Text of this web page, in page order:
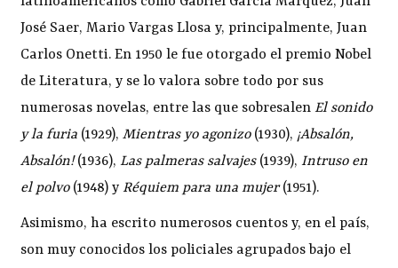
José Saer, Mario Vargas Llosa y, principalmente, Juan
Carlos Onetti. En 1950 le fue otorgado el premio Nobel
de Literatura, y se lo valora sobre todo por sus
numerosas novelas, entre las que sobresalenEl sonido
y la furia (1929),Mientras yo agonizo(1930), ¡Absalón,
Absalón!(1936),Las palmeras salvajes(1939),Intruso en
el polvo(1948) yRéquiem para una mujer(1951).
Asimismo, ha escrito numerosos cuentos y, en el país,
son muy conocidos los policiales agrupados bajo el